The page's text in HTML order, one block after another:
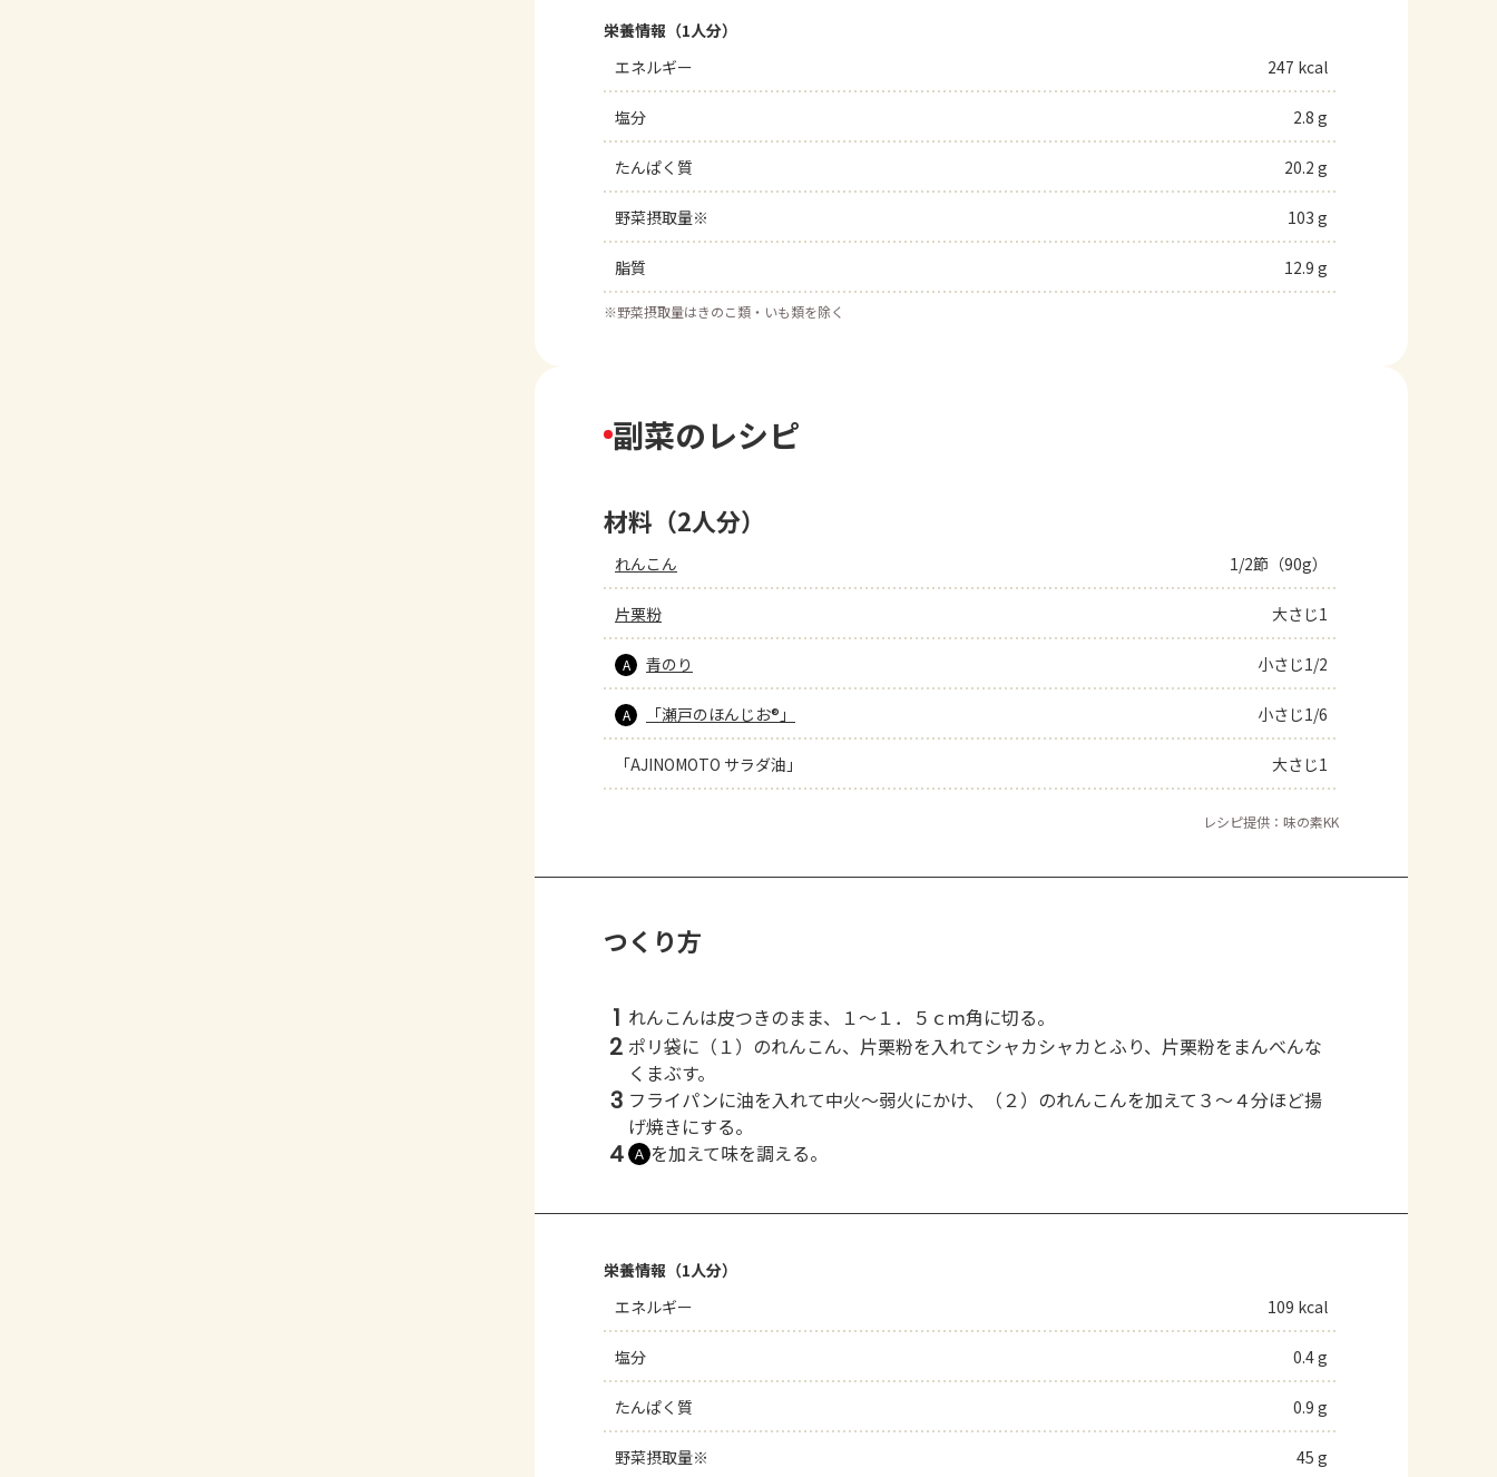
栄養情報（1人分）
エネルギー
247 kcal
塩分 2.8 g
たんぱく質 20.2 g
野菜摂取量※ 103 g
脂質 12.9 g
※野菜摂取量はきのこ類・いも類を除く
副菜のレシピ
材料（2人分）
れんこん 1/2節（90g）
片栗粉 大さじ1
A 青のり 小さじ1/2
A 「瀬戸のほんじお®」 小さじ1/6
「AJINOMOTO サラダ油」 大さじ1
レシピ提供：味の素KK
つくり方
1 れんこんは皮つきのまま、１～１．５ｃｍ角に切る。
2 ポリ袋に（１）のれんこん、片栗粉を入れてシャカシャカとふり、片栗粉をまんべんな
くまぶす。
3 フライパンに油を入れて中火～弱火にかけ、（２）のれんこんを加えて３～４分ほど揚
げ焼きにする。
4 Ａ を加えて味を調える。
栄養情報（1人分）
エネルギー
109 kcal
塩分 0.4 g
たんぱく質 0.9 g
野菜摂取量※ 45 g